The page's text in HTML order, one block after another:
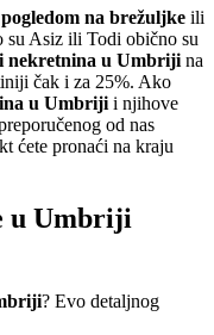
na brežuljke ili
su Asiz ili Todi obično su
nekretnina u Umbriji na
čak i za 25%. Ako
u Umbriji i njihove
od nas
ćete pronaći na kraju
u Umbriji
? Evo detaljnog